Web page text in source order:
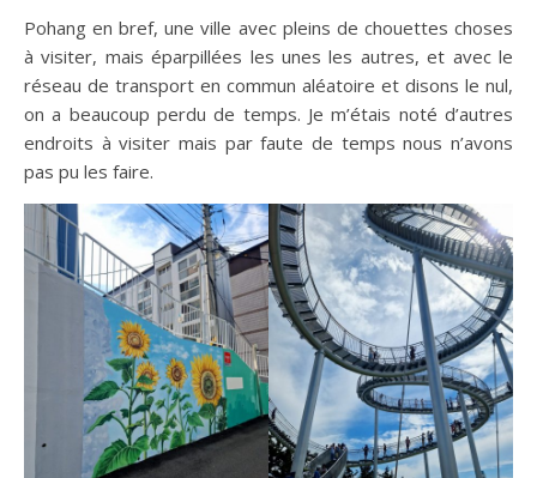
Pohang en bref, une ville avec pleins de chouettes choses
à visiter, mais éparpillées les unes les autres, et avec le
réseau de transport en commun aléatoire et disons le nul,
on a beaucoup perdu de temps. Je m’étais noté d’autres
endroits à visiter mais par faute de temps nous n’avons
pas pu les faire.